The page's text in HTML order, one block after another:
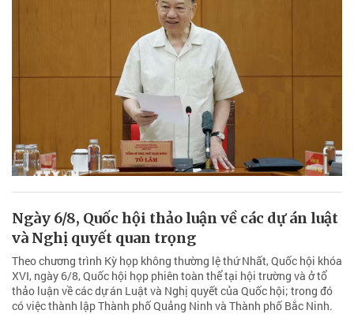
Ngày 6/8, Quốc hội thảo luận về các dự án luật
và Nghị quyết quan trọng
Theo chương trình Kỳ họp không thường lệ thứ Nhất, Quốc hội khóa
XVI, ngày 6/8, Quốc hội họp phiên toàn thể tại hội trường và ở tổ
thảo luận về các dự án Luật và Nghị quyết của Quốc hội; trong đó
có việc thành lập Thành phố Quảng Ninh và Thành phố Bắc Ninh.